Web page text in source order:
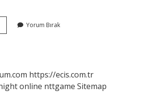
Yorum Bırak
https://ecis.com.tr
online nttgame Sitemap